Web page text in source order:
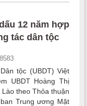
12 năm hợp
tác dân tộc
tộc (UBDT) Việt
UBDT Hoàng Thị
theo Thỏa thuận
Trung ương Mặt